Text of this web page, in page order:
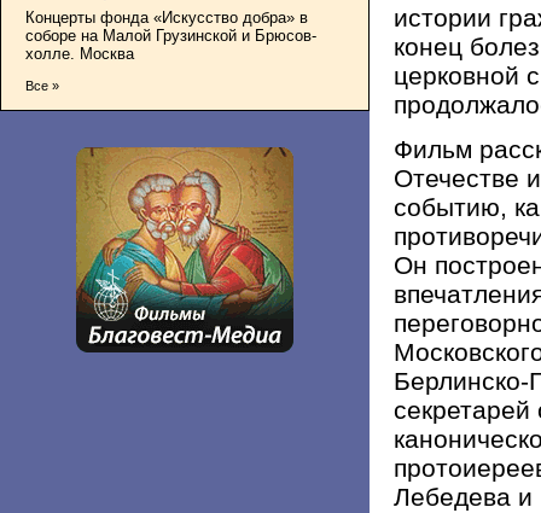
Концерты фонда «Искусство добра» в
соборе на Малой Грузинской и Брюсов-
холле. Москва
Все »
истории
конец
церковной
Фильм
Отечестве
событию,
Он
Берлинско-
Лебедева и